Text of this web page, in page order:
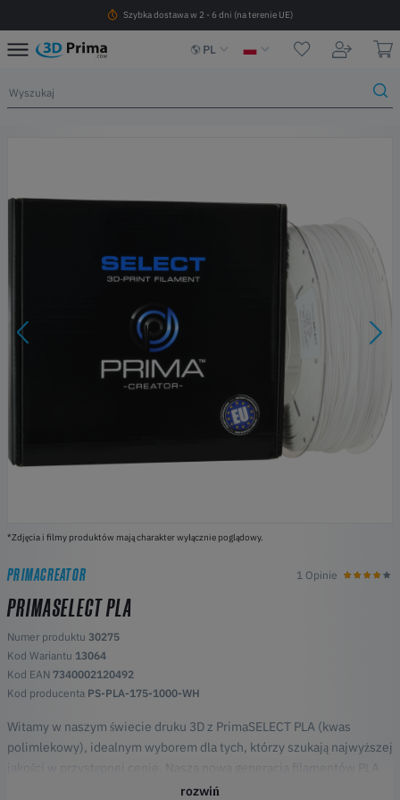
Szybka dostawa w 2 - 6 dni (na terenie UE)
PL
*Zdjęcia i filmy produktów mają charakter wyłącznie poglądowy.
PRIMACREATOR 1 Opinie
PRIMASELECT PLA
Numer produktu 30275
Kod Wariantu 13064
Kod EAN 7340002120492
Kod producenta PS-PLA-175-1000-WH
Witamy w naszym świecie druku 3D z PrimaSELECT PLA (kwas
polimlekowy), idealnym wyborem dla tych, którzy szukają najwyższej
jakości w przystępnej cenie. Nasza nowa generacja filamentów PLA
nie tylko oferuje fantastycznie żywe kolory, ale jest również bardziej
rozwiń